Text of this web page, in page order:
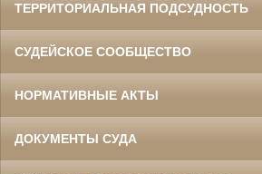
ТЕРРИТОРИАЛЬНАЯ ПОДСУДНОСТЬ
СУДЕЙСКОЕ СООБЩЕСТВО
НОРМАТИВНЫЕ АКТЫ
ДОКУМЕНТЫ СУДА